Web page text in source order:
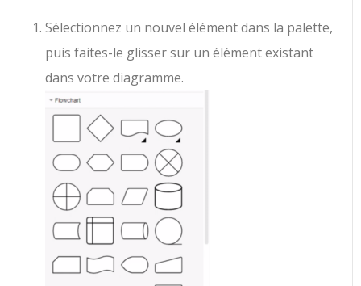
Sélectionnez un nouvel élément dans la palette,
puis faites-le glisser sur un élément existant
dans votre diagramme.